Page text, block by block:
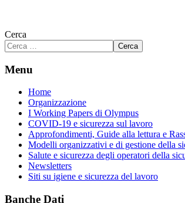
Cerca
Cerca
Menu
Home
Organizzazione
I Working Papers di Olympus
COVID-19 e sicurezza sul lavoro
Approfondimenti, Guide alla lettura e
Modelli organizzativi e di gestione della
Salute e sicurezza degli operatori della
Newsletters
Siti su igiene e sicurezza del lavoro
Banche Dati